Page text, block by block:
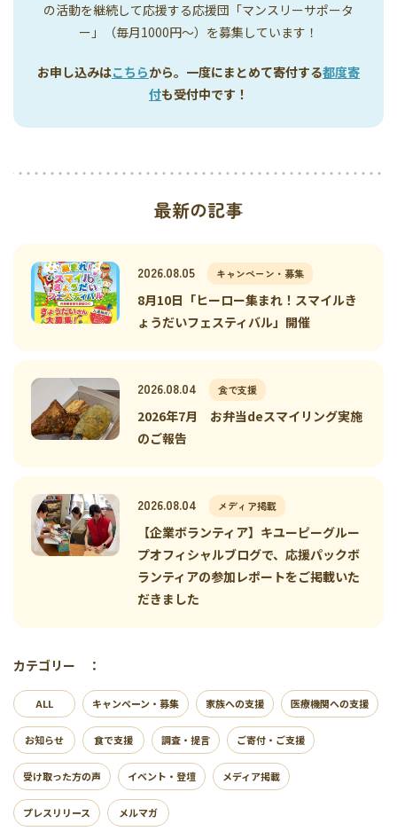
の活動を継続して応援する応援団「マンスリーサポータ
ー」（毎月1000円〜）を募集しています！
お申し込みはこちらから。一度にまとめて寄付する都度寄
付も受付中です！
最新の記事
2026.08.05 キャンペーン・募集
8月10日「ヒーロー集まれ！スマイルき
ょうだいフェスティバル」開催
2026.08.04 食で支援
2026年7月 お弁当deスマイリング実施
のご報告
2026.08.04 メディア掲載
【企業ボランティア】キユーピーグルー
プオフィシャルブログで、応援パックボ
ランティアの参加レポートをご掲載いた
だきました
カテゴリー ：
ALL キャンペーン・募集 家族への支援 医療機関への支援
お知らせ 食で支援 調査・提言 ご寄付・ご支援
受け取った方の声 イベント・登壇 メディア掲載
プレスリリース メルマガ